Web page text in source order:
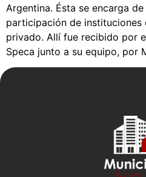
Argentina. Ésta se encarga
participación de
privado. Allí fue recibido por
Speca junto a su equipo, por